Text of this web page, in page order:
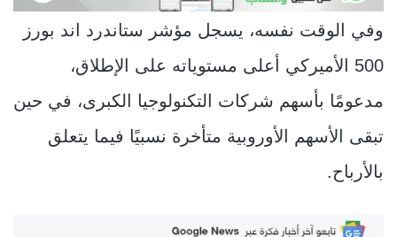
وفي الوقت نفسه، يسجل مؤشر ستاندرد اند بورز
500 الأميركي أعلى مستوياته على الإطلاق،
مدعومًا بأسهم شركات التكنولوجيا الكبرى، في حين
تبقى الأسهم الأوروبية متأخرة نسبيًا فيما يتعلق
بالأرباح.